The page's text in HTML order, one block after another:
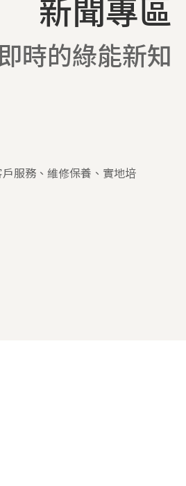
新聞專區
時的綠能新知
服務、維修保養、實地培